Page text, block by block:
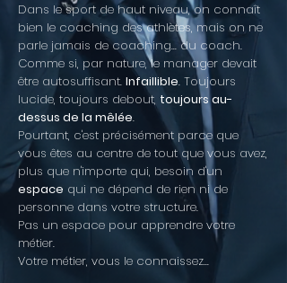
​Dans le sport de haut niveau, on connaît
bien le coaching des athlètes, mais on ne
parle jamais de coaching... du coach.
Comme si, par nature, le manager devait
être autosuffisant. Infaillible. Toujours
lucide, toujours debout, toujours au-
dessus de la mêlée.
Pourtant, c'est précisément parce que
vous êtes au centre de tout que vous avez,
plus que n'importe qui, besoin d'un
espace qui ne dépend de rien ni de
personne dans votre structure.
Pas un espace pour apprendre votre
métier.
Votre métier, vous le connaissez...